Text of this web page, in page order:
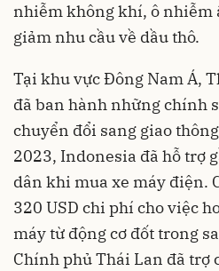
nhiễm không khí, ô nhiễm
giảm nhu cầu về dầu thô.
Tại khu vực Đông Nam Á,
đã ban hành những chính
chuyển đổi sang giao
2023, Indonesia đã hỗ trợ
dân khi mua xe máy điện.
320 USD chi phí cho việc
máy từ động cơ đốt trong
Chính phủ Thái Lan đã trợ